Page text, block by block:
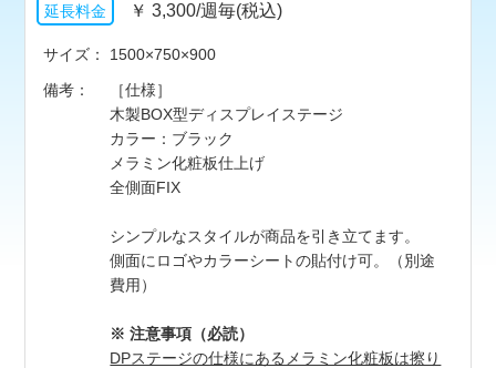
￥ 3,300/週毎(税込)
サイズ 1500×750×900
備考
［仕様］
木製BOX型ディスプレイステージ
カラー：ブラック
メラミン化粧板仕上げ
全側面FIX
シンプルなスタイルが商品を引き立てます。
側面にロゴやカラーシートの貼付け可。（別途
費用）
※ 注意事項（必読）
DPステージの仕様にあるメラミン化粧板は擦り